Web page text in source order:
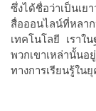
ซึ่งได้ชื่อว่าเป็นเย
สื่อออนไลน์ที่หลา
เทคโนโลยี
เราใ
พวกเขาเหล่านั้นอ
ทางการเรียนรู้ใน